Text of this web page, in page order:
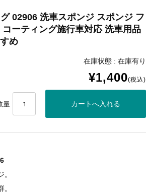
02906 洗車スポンジ スポンジ フ
ーティング施行車対応 洗車用品
め
在庫状態 : 在庫有り
¥1,400(税込)
量